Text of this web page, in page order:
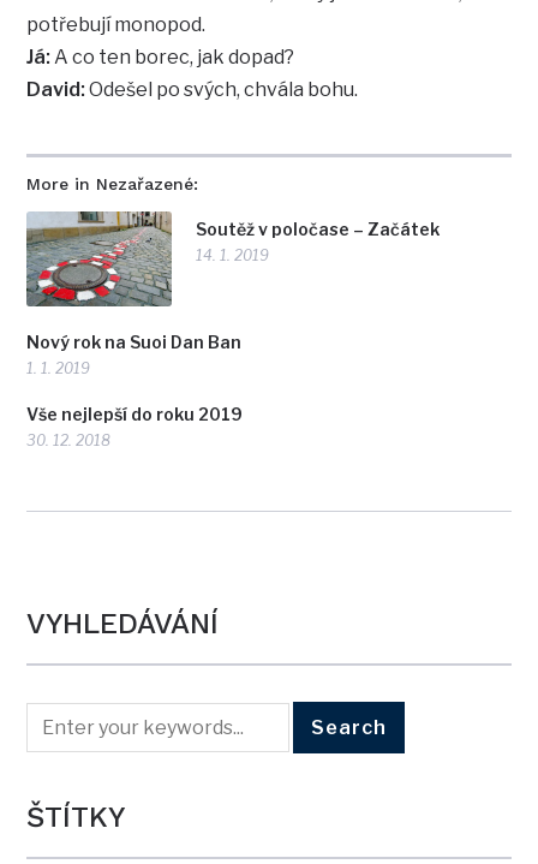
More in Nezařazené:
Soutěž v poločase – Začátek
14. 1. 2019
Nový rok na Suoi Dan Ban
1. 1. 2019
Vše nejlepší do roku 2019
30. 12. 2018
potřebují monopod.
Já: A co ten borec, jak dopad?
David: Odešel po svých, chvála bohu.
VYHLEDÁVÁNÍ
ŠTÍTKY